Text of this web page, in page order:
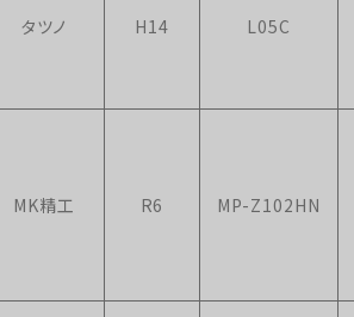
タツノ H14 L05C
MK精工 R6 MP-Z102HN